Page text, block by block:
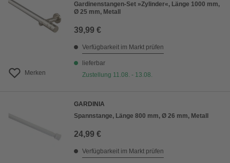
Merken
Gardinenstangen-Set »Zylinder«, Länge 1000 mm,
Ø 25 mm, Metall
39,99 €
Verfügbarkeit im Markt prüfen
lieferbar
Zustellung 11.08. - 13.08.
GARDINIA
Spannstange, Länge 800 mm, Ø 26 mm, Metall
24,99 €
Verfügbarkeit im Markt prüfen